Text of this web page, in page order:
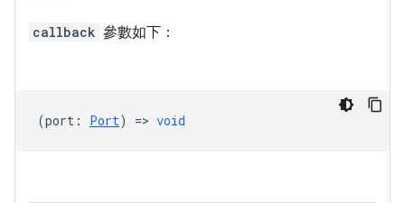
callback 參數如下：
(port : Port) => void